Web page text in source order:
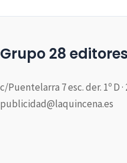
Grupo 28
c/Puentelarra 7 esc. der. 1º D
publicidad@laquincena.es